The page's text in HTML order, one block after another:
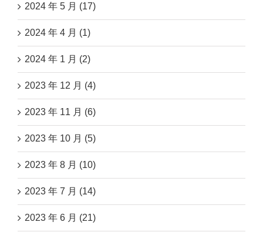
2024 年 5 月 (17)
2024 年 4 月 (1)
2024 年 1 月 (2)
2023 年 12 月 (4)
2023 年 11 月 (6)
2023 年 10 月 (5)
2023 年 8 月 (10)
2023 年 7 月 (14)
2023 年 6 月 (21)